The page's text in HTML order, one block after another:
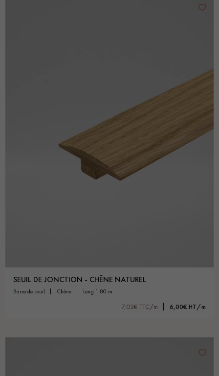
SEUIL DE JONCTION - CHÊNE NATUREL
barre de seuil chêne long 1.80 m
7,02€ TTC/m 6,00€ HT/m